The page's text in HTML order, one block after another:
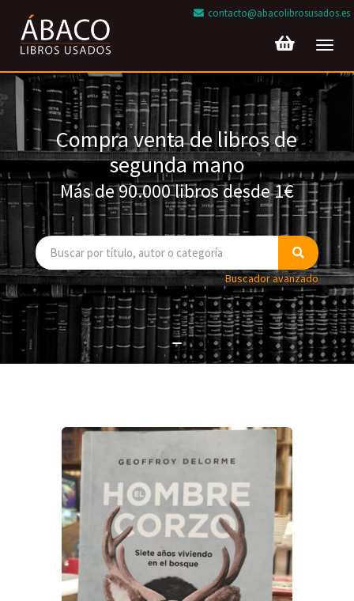
contacto@abacolibrosusados.es
Compra venta de libros de
segunda mano
Más de 90.000 libros desde 1€
Buscador avanzado